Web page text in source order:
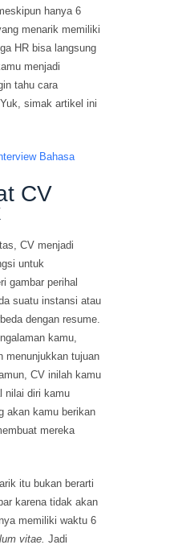
hanya 6
menarik memiliki
HR bisa langsung
menjadi
tahu cara
simak artikel ini
Bahasa
CV
CV menjadi
untuk
gambar perihal
suatu instansi atau
dengan resume.
kamu,
menunjukkan tujuan
CV inilah kamu
nilai diri kamu
akan kamu berikan
mereka
itu bukan berarti
karena tidak akan
memiliki waktu 6
vitae.Jadi